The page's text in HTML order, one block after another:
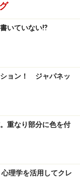
いていない⁉︎
ション！ ジャパネッ
重なり部分に色を付
理学を活用してクレ